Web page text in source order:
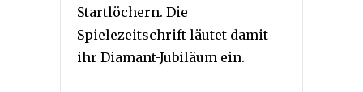
Startlöchern. Die
Spielezeitschrift läutet damit
ihr Diamant-Jubiläum ein.